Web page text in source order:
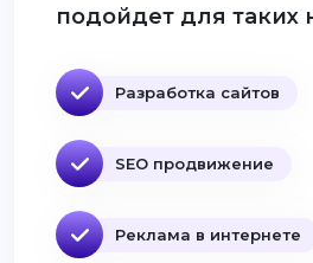
подойдет для таких
Разработка сайтов
SEO продвижение
Реклама в интернете